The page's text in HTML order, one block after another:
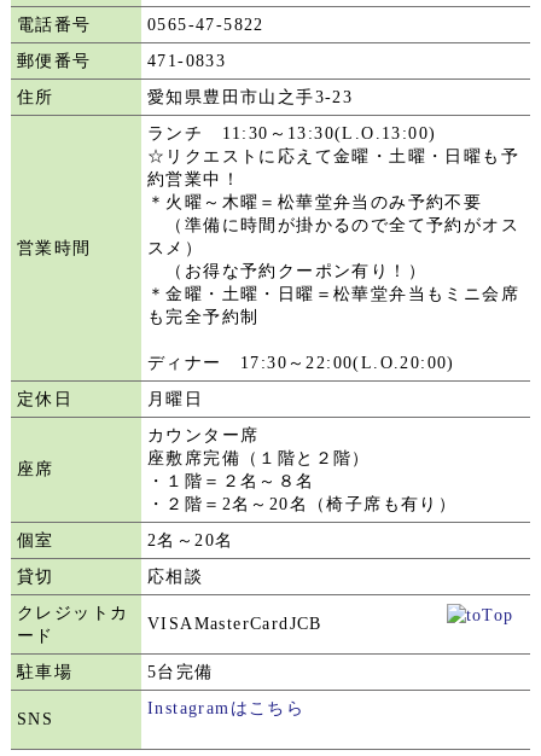
電話番号
0565-47-5822
郵便番号
471-0833
住所
愛知県豊田市山之手3-23
営業時間
ランチ 11:30～13:30(L.O.13:00)
☆リクエストに応えて金曜・土曜・日曜も予
約営業中！
＊火曜～木曜＝松華堂弁当のみ予約不要
（準備に時間が掛かるので全て予約がオス
スメ）
（お得な予約クーポン有り！）
＊金曜・土曜・日曜＝松華堂弁当もミニ会席
も完全予約制
ディナー 17:30～22:00(L.O.20:00)
定休日
月曜日
座席
カウンター席
座敷席完備（１階と２階）
・１階＝２名～８名
・２階＝2名～20名（椅子席も有り）
個室
2名～20名
貸切
応相談
クレジットカ
ード
VISAMasterCardJCB
駐車場 5台完備
SNS
Instagramはこちら